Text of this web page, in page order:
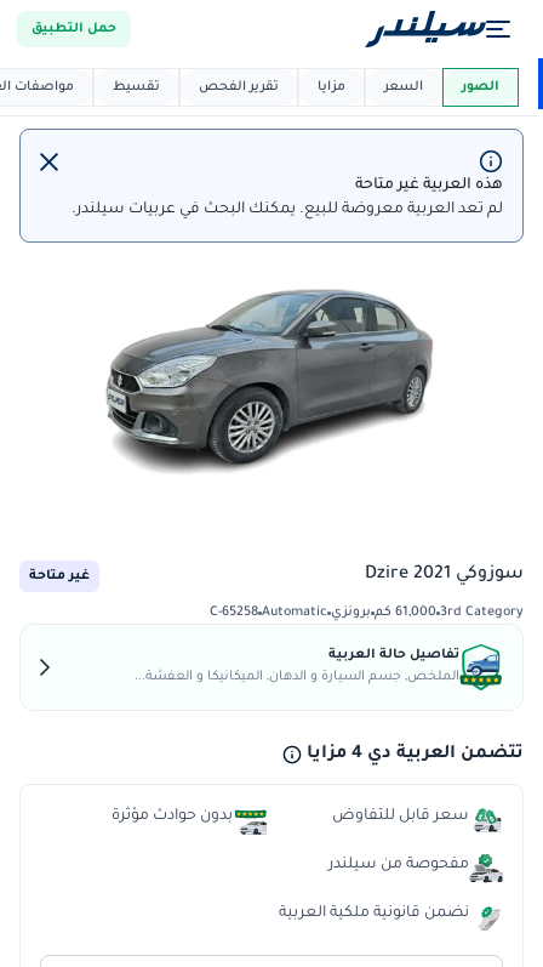
حمل التطبيق
العربية دي ماركت
هذه العربية غير متاحة
لم تعد العربية معروضة للبيع. يمكنك البحث في عربيات سيلندر.
سوزوكي Dzire 2021 غير متاحة
3rd Category 61,000 كم برونزي Automatic
C-65258
تفاصيل حالة العربية
الملخص, جسم السيارة و الدهان, الميكانيكا و العفشة...
تتضمن العربية دي 4 مزايا
سعر قابل للتفاوض
مفحوصة من سيلندر
نضمن قانونية ملكية العربية
بدون حوادث مؤثرة
الصور السعر مزايا تقرير الفحص تقسيط مواصفات